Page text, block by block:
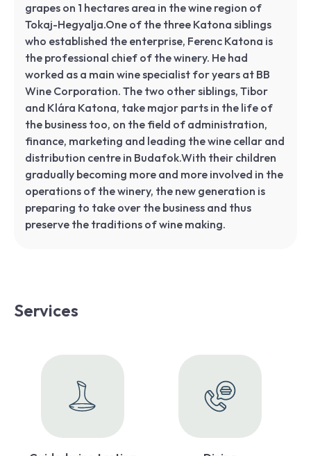
grapes on 1 hectares area in the wine region of
Tokaj-Hegyalja.One of the three Katona siblings
who established the enterprise, Ferenc Katona is
the professional chief of the winery. He had
worked as a main wine specialist for years at BB
Wine Corporation. The two other siblings, Tibor
and Klára Katona, take major parts in the life of
the business too, on the field of administration,
finance, marketing and leading the wine cellar and
distribution centre in Budafok.With their children
gradually becoming more and more involved in the
operations of the winery, the new generation is
preparing to take over the business and thus
preserve the traditions of wine making.
Services